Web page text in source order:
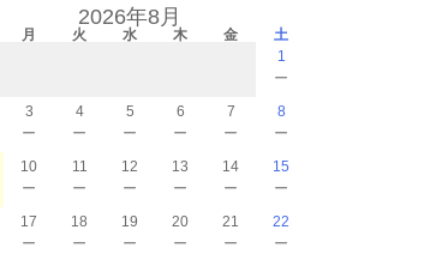
2026年8月
月 火 水 木 金
土
1
－
3
－
4
－
5
－
6
－
7
－
8
－
10
－
11
－
12
－
13
－
14
－
15
－
17
－
18
－
19
－
20
－
21
－
22
－